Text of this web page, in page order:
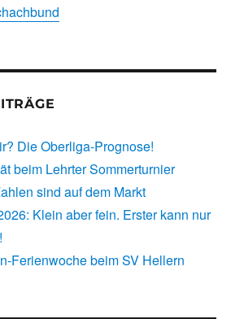
Die Oberliga-Prognose!
beim Lehrter Sommerturnier
sind auf dem Markt
Klein aber fein. Erster kann nur
Ferienwoche beim SV Hellern